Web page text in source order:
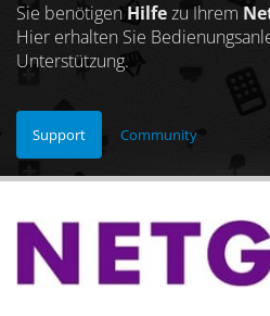
Sie benötigen Hilfezu Ihrem
Hier erhalten Sie
Unterstützung.
Support Community